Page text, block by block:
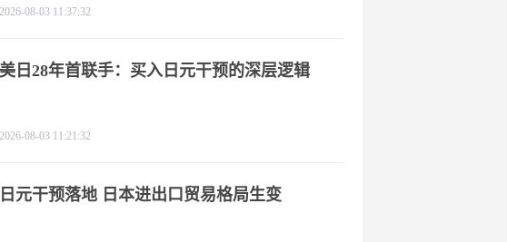
2026-08-03 11:37:32
美日28年首联手：买入日元干预的深层逻辑
2026-08-03 11:21:32
日元干预落地 日本进出口贸易格局生变